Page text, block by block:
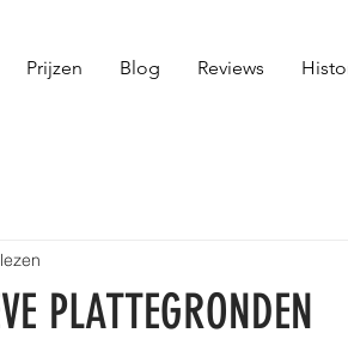
Prijzen Blog Reviews
PLATTEGRONDEN